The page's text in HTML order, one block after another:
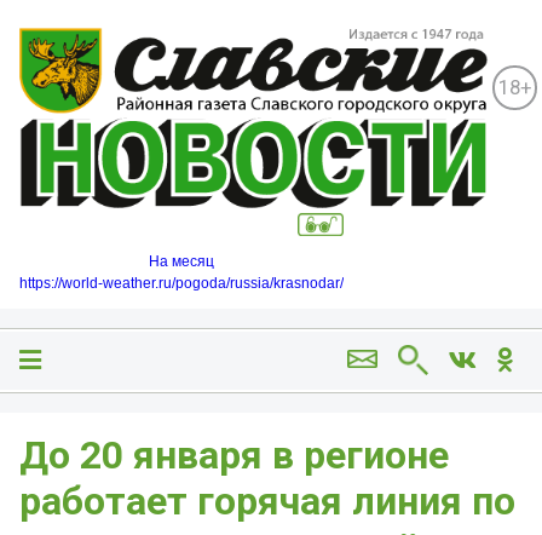
18+
На месяц
https://world-weather.ru/pogoda/russia/krasnodar/
До 20 января в регионе
работает горячая линия по